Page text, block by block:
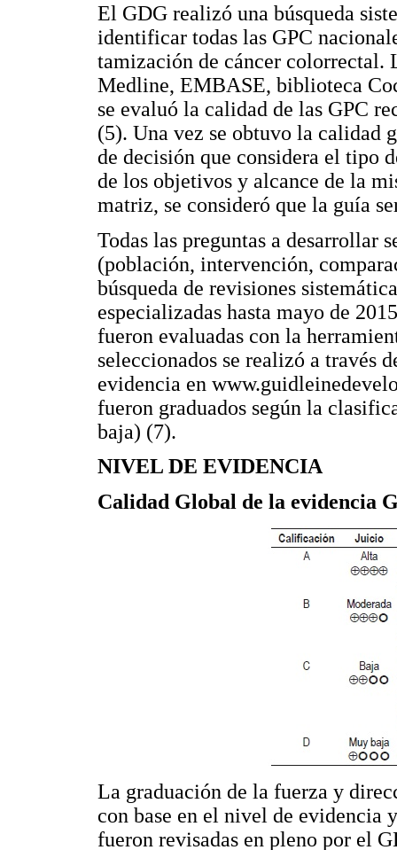
El GDG realizó una búsqueda
identificar todas las GPC
tamización de cáncer colorrectal.
Medline, EMBASE, biblioteca
se evaluó la calidad de las GPC
(5). Una vez se obtuvo la calidad
de decisión que considera el tipo
de los objetivos y alcance de la
matriz, se consideró que la guía
Todas las preguntas a desarrollar
(población, intervención,
búsqueda de revisiones
especializadas hasta mayo de
fueron evaluadas con la
seleccionados se realizó a través
evidencia en
fueron graduados según la
baja) (7).
NIVEL DE EVIDENCIA
Calidad Global de la evidencia
La graduación de la fuerza y
con base en el nivel de evidencia
fueron revisadas en pleno por el